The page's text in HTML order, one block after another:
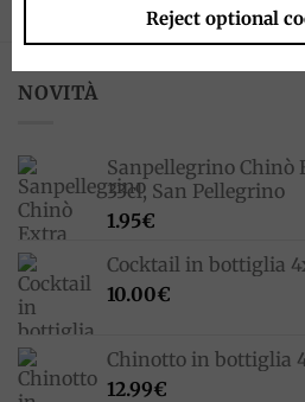
NOVITÀ
Sanpellegrino Chinò
33cl, San Pellegrino
1.95€
Cocktail in bottiglia
10.00€
Chinotto in bottiglia
12.99€
Reject optional